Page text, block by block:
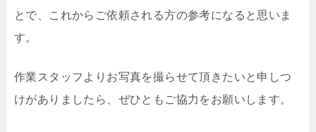
とで、これからご依頼される方の参考になると思いま
す。
作業スタッフよりお写真を撮らせて頂きたいと申しつ
けがありましたら、ぜひともご協力をお願いします。